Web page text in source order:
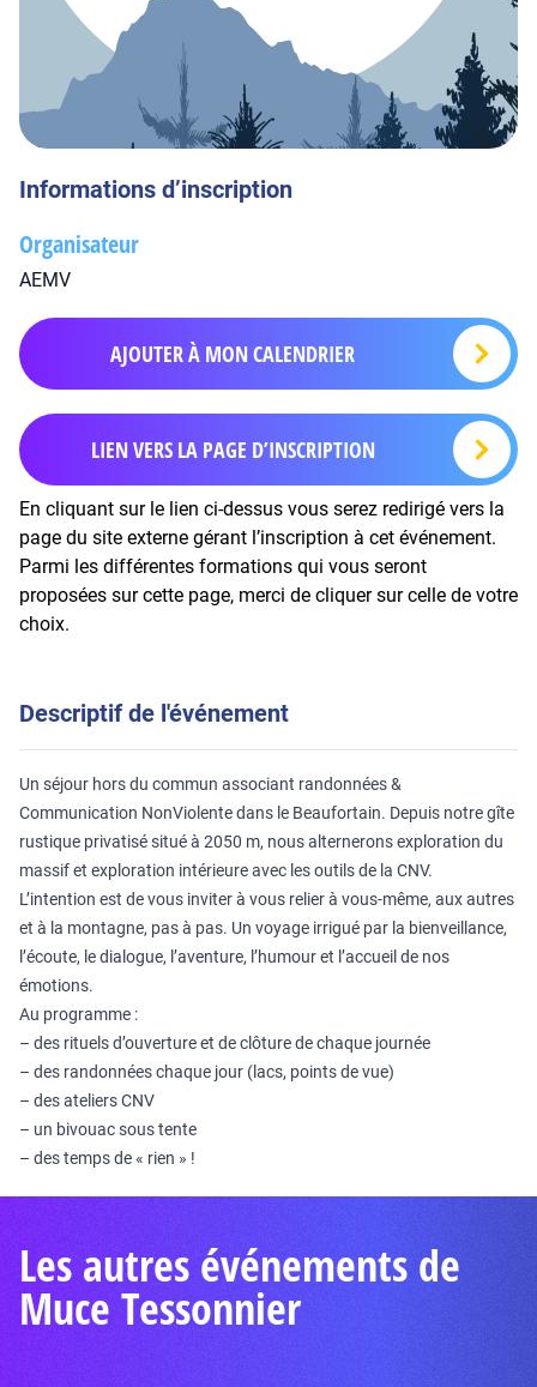
Informations d’inscription
Organisateur
AEMV
AJOUTER À MON CALENDRIER
LIEN VERS LA PAGE D’INSCRIPTION
En cliquant sur le lien ci-dessus vous serez redirigé vers la
page du site externe gérant l’inscription à cet événement.
Parmi les différentes formations qui vous seront
proposées sur cette page, merci de cliquer sur celle de votre
choix.
Descriptif de l'événement
Un séjour hors du commun associant randonnées &
Communication NonViolente dans le Beaufortain. Depuis notre gîte
rustique privatisé situé à 2050 m, nous alternerons exploration du
massif et exploration intérieure avec les outils de la CNV.
L’intention est de vous inviter à vous relier à vous-même, aux autres
et à la montagne, pas à pas. Un voyage irrigué par la bienveillance,
l’écoute, le dialogue, l’aventure, l’humour et l’accueil de nos
émotions.
Au programme :
– des rituels d’ouverture et de clôture de chaque journée
– des randonnées chaque jour (lacs, points de vue)
– des ateliers CNV
– un bivouac sous tente
– des temps de « rien » !
Les autres événements de
Muce Tessonnier